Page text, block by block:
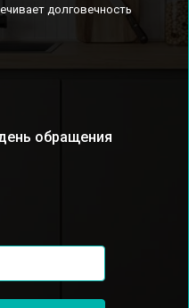
долговечность
обращения